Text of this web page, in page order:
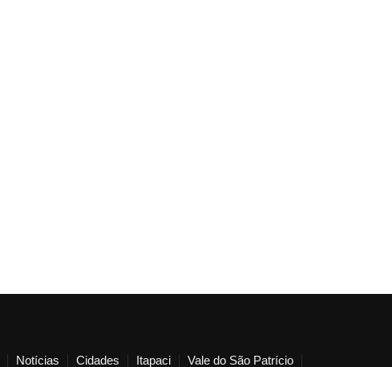
Notícias Cidades Itapaci Vale do São Patrício